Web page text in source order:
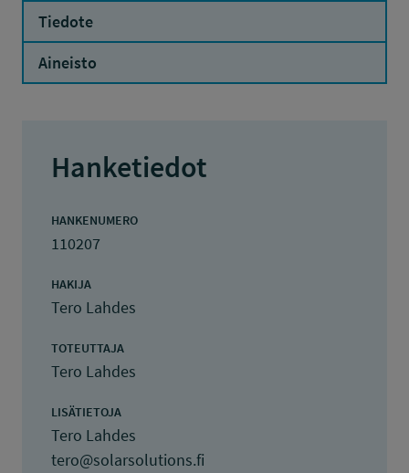
Tiedote
Aineisto
Hanketiedot
HANKENUMERO
110207
HAKIJA
Tero Lahdes
TOTEUTTAJA
Tero Lahdes
LISÄTIETOJA
Tero Lahdes
tero@solarsolutions.fi